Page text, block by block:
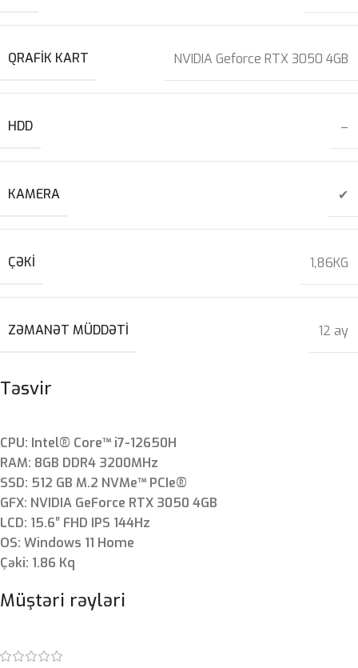
Təsvir
CPU: Intel® Core™ i7-12650H
RAM: 8GB DDR4 3200MHz
SSD: 512 GB M.2 NVMe™ PCIe®
GFX: NVIDIA GeForce RTX 3050 4GB
LCD: 15.6″ FHD IPS 144Hz
OS: Windows 11 Home
Çəki: 1.86 Kq
QRAFIK KART NVIDIA Geforce RTX 3050 4GB
HDD –
KAMERA ✔
ÇƏKI 1,86KG
ZƏMANƏT MÜDDƏTI 12 ay
Müştəri rəyləri